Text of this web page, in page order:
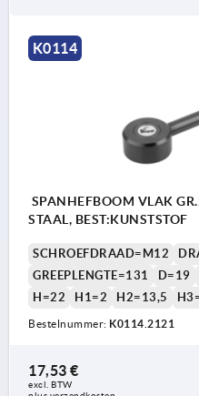
K0114
SPANHEFBOOM VLAK
STAAL, BEST:KUNSTSTOF
SCHROEFDRAAD=M12
GREEPLENGTE=131
D=19
H=22
H1=2 H2=13,5
Bestelnummer: K0114.2121
17,53 €
excl. BTW